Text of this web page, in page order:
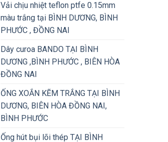
Vải chịu nhiệt teflon ptfe 0.15mm
màu trắng tại BÌNH DƯƠNG, BÌNH
PHƯỚC , ĐỒNG NAI
Dây curoa BANDO TẠI BÌNH
DƯƠNG ,BÌNH PHƯỚC , BIÊN HÒA
ĐỒNG NAI
ỐNG XOẮN KẼM TRẮNG TẠI BÌNH
DƯƠNG, BIÊN HÒA ĐỒNG NAI,
BÌNH PHƯỚC
Ống hút bụi lõi thép TẠI BÌNH